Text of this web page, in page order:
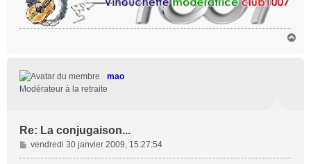
mao
Modérateur à la retraite
Re: La conjugaison...
M
e
vendredi 30 janvier 2009, 15:27:54